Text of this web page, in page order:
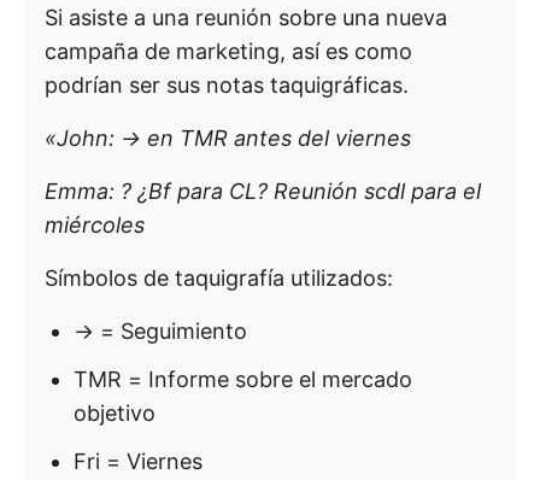
Si asiste a una reunión sobre una nueva
campaña de marketing, así es como
podrían ser sus notas taquigráficas.
«John: → en TMR antes del viernes
Emma: ? ¿Bf para CL? Reunión scdl para el
miércoles
Símbolos de taquigrafía utilizados:
→ = Seguimiento
TMR = Informe sobre el mercado
objetivo
Fri = Viernes